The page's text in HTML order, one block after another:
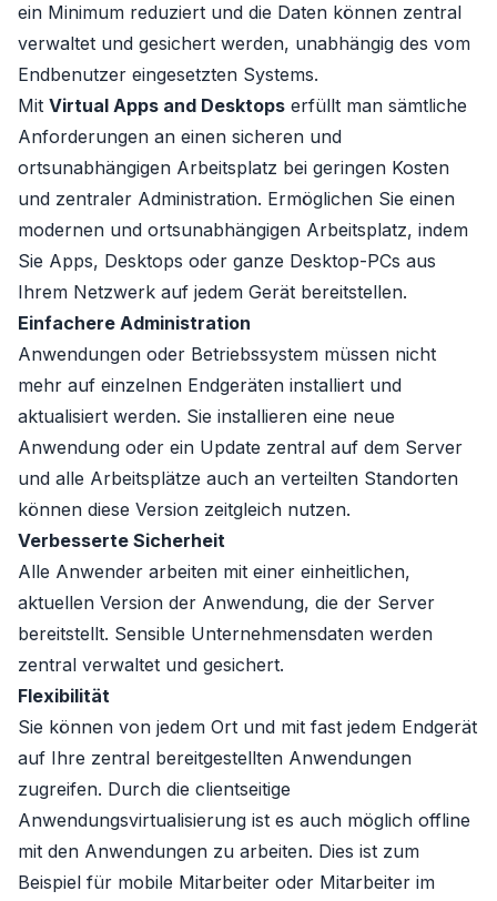
ein Minimum reduziert und die Daten können zentral
verwaltet und gesichert werden, unabhängig des vom
Endbenutzer eingesetzten Systems.
Mit Virtual Apps and Desktops erfüllt man sämtliche
Anforderungen an einen sicheren und
ortsunabhängigen Arbeitsplatz bei geringen Kosten
und zentraler Administration. Ermöglichen Sie einen
modernen und ortsunabhängigen Arbeitsplatz, indem
Sie Apps, Desktops oder ganze Desktop-PCs aus
Ihrem Netzwerk auf jedem Gerät bereitstellen.
Einfachere Administration
Anwendungen oder Betriebssystem müssen nicht
mehr auf einzelnen Endgeräten installiert und
aktualisiert werden. Sie installieren eine neue
Anwendung oder ein Update zentral auf dem Server
und alle Arbeitsplätze auch an verteilten Standorten
können diese Version zeitgleich nutzen.
Verbesserte Sicherheit
Alle Anwender arbeiten mit einer einheitlichen,
aktuellen Version der Anwendung, die der Server
bereitstellt. Sensible Unternehmensdaten werden
zentral verwaltet und gesichert.
Flexibilität
Sie können von jedem Ort und mit fast jedem Endgerät
auf Ihre zentral bereitgestellten Anwendungen
zugreifen. Durch die clientseitige
Anwendungsvirtualisierung ist es auch möglich offline
mit den Anwendungen zu arbeiten. Dies ist zum
Beispiel für mobile Mitarbeiter oder Mitarbeiter im